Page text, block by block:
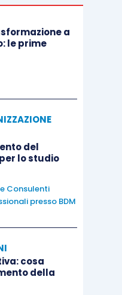
a
le prime
del
lo studio
Consulenti
presso BDM
cosa
della